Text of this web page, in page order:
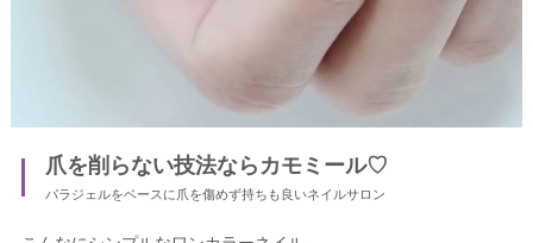
爪を削らない技法ならカモミール♡
パラジェルをベースに爪を傷めず持ちも良いネイルサロン